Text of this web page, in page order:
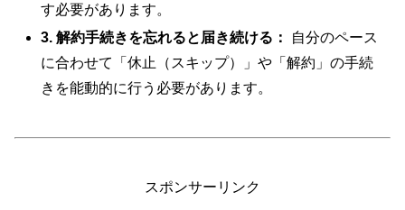
す必要があります。
3. 解約手続きを忘れると届き続ける：
自分のペース
に合わせて「休止（スキップ）」や「解約」の手続
きを能動的に行う必要があります。
スポンサーリンク